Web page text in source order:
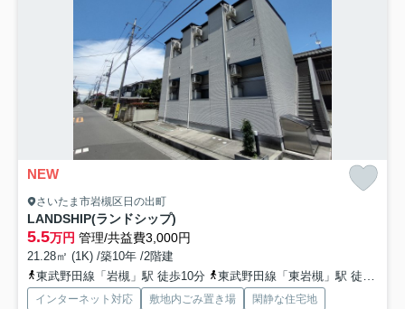
NEW
さいたま市岩槻区日の出町
LANDSHIP(ランドシップ)
5.5万円 管理/共益費3,000円
21.28㎡ (1K) /築10年 /2階建
東武野田線「岩槻」駅 徒歩10分
東武野田線「東岩槻」駅 徒歩25分
インターネット対応 敷地内ごみ置き場
閑静な住宅地